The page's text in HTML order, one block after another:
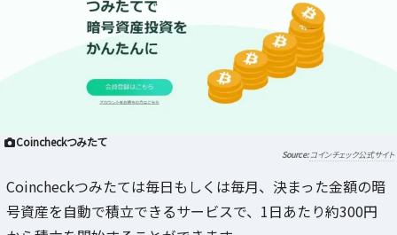
Coincheckつみたて
コインチェック公式サイト
Coincheckつみたては毎日もしくは毎月、決まった金額の暗
号資産を自動で積立できるサービスで、1日あたり約300円